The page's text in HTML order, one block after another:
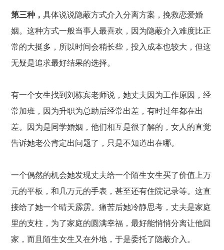
第三种，具体说说隐蔽方式介入分离方案，挽救恋爱婚
姻。这种方式一般当事人最喜欢，因为隐蔽介入难度比正
常的大挺多，所以时间会稍长些，投入成本也较大，但这
无疑是追求最好结果的选择。
有一个女生找到刘栋宾老师说，她丈夫因为工作原因，经
常加班，因为升职为总助后经常出差，有时过年都在出
差。因为是同学婚姻，他们相互是很了解的，女人的直觉
告诉她老公肯定出问题了，只是不知道出在哪。
一个偶然的机会她发现丈夫给一个陌生女生买了价值上万
元的平板，和几万元的手表，甚至还有住院记录等。这直
接给了她一个晴天霹雳。痛苦后她冷静思考，丈夫是家庭
里的支柱，为了家庭的圆满幸福，最好能悄悄分离让他回
家，而且陌生女生又在外地，于是委托了隐蔽介入。